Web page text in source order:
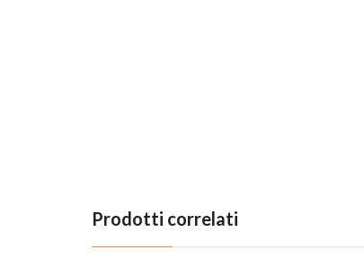
Prodotti correlati